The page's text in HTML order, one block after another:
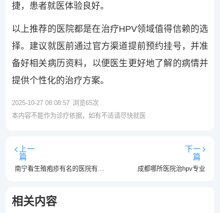
捷，患者就医体验良好。
以上推荐的医院都是在治疗HPV领域值得信赖的选
择。建议就医前通过官方渠道提前预约挂号，并准
备好相关病历资料，以便医生更好地了解的病情并
提供个性化的治疗方案。
2025-10-27 08:08:57 浏览65次
本内容不能作为诊疗依据，如有不适请尽快就医
上一
篇
南宁看生殖疱疹有名的医院有哪些-南宁生殖疱疹医院排名？
下一
篇
成都哪所医院治hpv专业
相关内容